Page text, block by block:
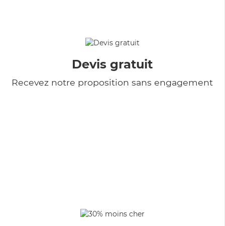
Devis gratuit
Recevez notre proposition sans engagement